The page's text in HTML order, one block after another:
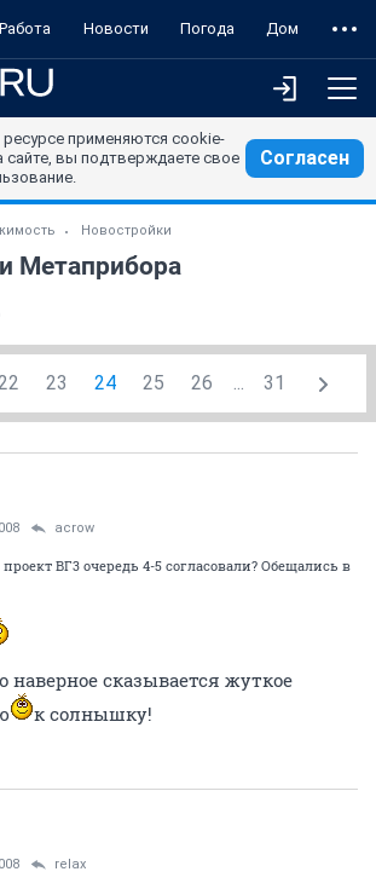
Работа Новости Погода Дом
применяются cookie-
сайте, вы подтверждаете свое
Согласен
Новостройки
Метаприбора
23 24 25 26 ... 31
acrow
ВГ3 очередь 4-5 согласовали? Обещались в
наверное сказывается жуткое
к солнышку!
relax